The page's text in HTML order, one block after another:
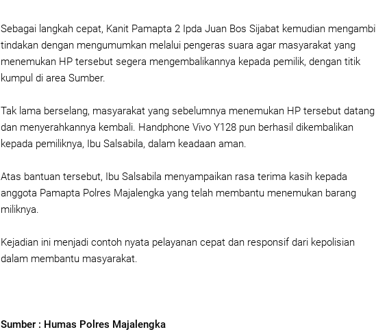
Sebagai langkah cepat, Kanit Pamapta 2 Ipda Juan Bos Sijabat kemudian mengambil
tindakan dengan mengumumkan melalui pengeras suara agar masyarakat yang
menemukan HP tersebut segera mengembalikannya kepada pemilik, dengan titik
kumpul di area Sumber.
Tak lama berselang, masyarakat yang sebelumnya menemukan HP tersebut datang
dan menyerahkannya kembali. Handphone Vivo Y128 pun berhasil dikembalikan
kepada pemiliknya, Ibu Salsabila, dalam keadaan aman.
Atas bantuan tersebut, Ibu Salsabila menyampaikan rasa terima kasih kepada
anggota Pamapta Polres Majalengka yang telah membantu menemukan barang
miliknya.
Kejadian ini menjadi contoh nyata pelayanan cepat dan responsif dari kepolisian
dalam membantu masyarakat.
Sumber : Humas Polres Majalengka